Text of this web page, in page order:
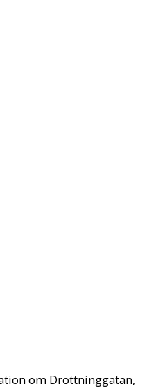
om Drottninggatan,